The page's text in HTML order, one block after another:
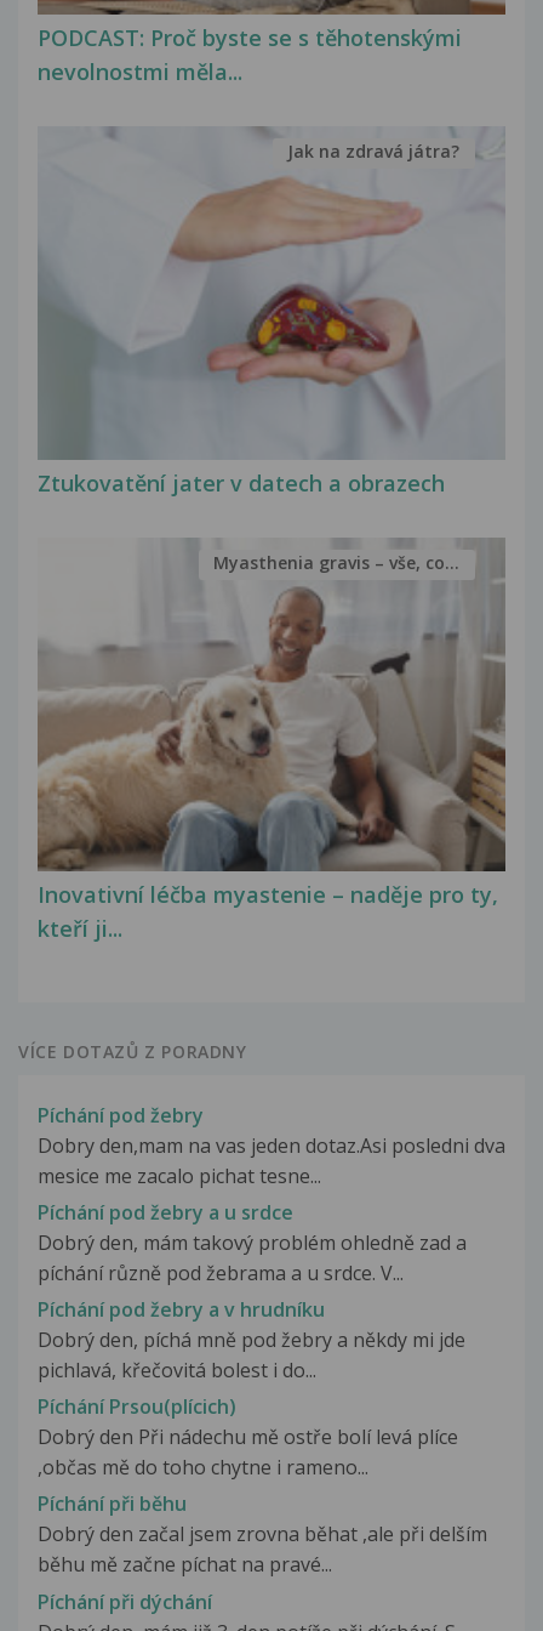
PODCAST: Proč byste se s těhotenskými
nevolnostmi měla...
Ztukovatění jater v datech a obrazech
Jak na zdravá játra?
Inovativní léčba myastenie – naděje pro ty,
kteří ji...
Myasthenia gravis – vše, co...
VÍCE DOTAZŮ Z PORADNY
Píchání pod žebry
Dobry den,mam na vas jeden dotaz.Asi posledni dva
mesice me zacalo pichat tesne...
Píchání pod žebry a u srdce
Dobrý den, mám takový problém ohledně zad a
píchání různě pod žebrama a u srdce. V...
Píchání pod žebry a v hrudníku
Dobrý den, píchá mně pod žebry a někdy mi jde
pichlavá, křečovitá bolest i do...
Píchání Prsou(plícich)
Dobrý den Při nádechu mě ostře bolí levá plíce
,občas mě do toho chytne i rameno...
Píchání při běhu
Dobrý den začal jsem zrovna běhat ,ale při delším
běhu mě začne píchat na pravé...
Píchání při dýchání